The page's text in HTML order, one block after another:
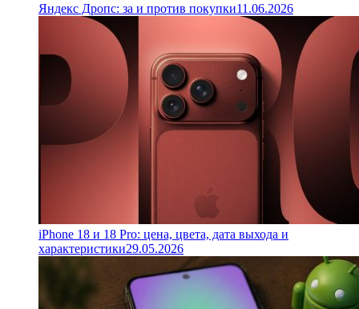
Яндекс Дропс: за и против покупки11.06.2026
iPhone 18 и 18 Pro: цена, цвета, дата выхода и
характеристики29.05.2026